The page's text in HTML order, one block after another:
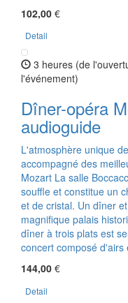
102,00 €
Detail
3 heures (de
l'événement)
Dîner-opéra
audioguide
L'atmosphère unique
accompagné des
Mozart La salle
souffle et constitue un
et de cristal. Un dîner
magnifique palais
dîner à trois plats est
concert composé
144,00 €
Detail